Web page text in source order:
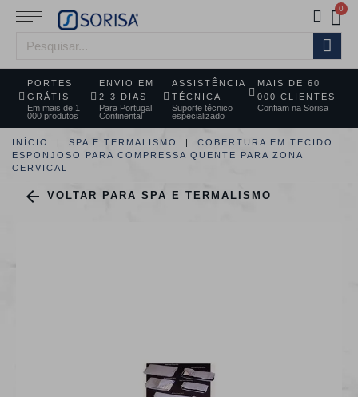
PORTES
GRÁTIS
Em mais de 1
000 produtos
ENVIO EM
2-3 DIAS
Para Portugal
Continental
ASSISTÊNCIA
TÉCNICA
Suporte técnico
especializado
MAIS DE 60
000 CLIENTES
Confiam na Sorisa
INÍCIO SPA E TERMALISMO
COBERTURA EM TECIDO
ESPONJOSO PARA COMPRESSA QUENTE PARA ZONA
CERVICAL
 VOLTAR PARA SPA E TERMALISMO